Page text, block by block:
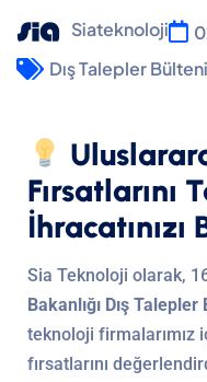
Siateknoloji
Dış Talepler Bülteni
Fırsatlarını
İhracatınızı
Sia Teknoloji olarak,
Bakanlığı Dış
teknoloji firmalarımız
fırsatlarını